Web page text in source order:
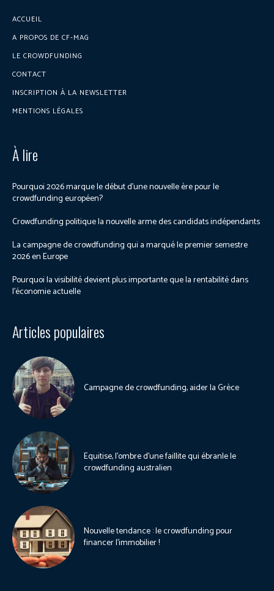
ACCUEIL
A PROPOS DE CF-MAG
LE CROWDFUNDING
CONTACT
INSCRIPTION À LA NEWSLETTER
MENTIONS LÉGALES
À lire
Pourquoi 2026 marque le début d’une nouvelle ère pour le
crowdfunding européen?
Crowdfunding politique la nouvelle arme des candidats indépendants
La campagne de crowdfunding qui a marqué le premier semestre
2026 en Europe
Pourquoi la visibilité devient plus importante que la rentabilité dans
l’économie actuelle
Articles populaires
Campagne de crowdfunding, aider la Grèce
Equitise, l’ombre d’une faillite qui ébranle le
crowdfunding australien
Nouvelle tendance : le crowdfunding pour
financer l’immobilier !